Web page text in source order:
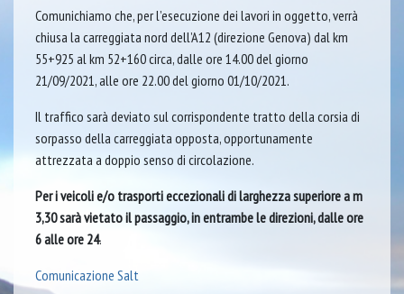
Comunichiamo che, per l’esecuzione dei lavori in oggetto, verrà
chiusa la carreggiata nord dell’A12 (direzione Genova) dal km
55+925 al km 52+160 circa, dalle ore 14.00 del giorno
21/09/2021, alle ore 22.00 del giorno 01/10/2021.
Il traffico sarà deviato sul corrispondente tratto della corsia di
sorpasso della carreggiata opposta, opportunamente
attrezzata a doppio senso di circolazione.
Per i veicoli e/o trasporti eccezionali di larghezza superiore a m
3,30 sarà vietato il passaggio, in entrambe le direzioni, dalle ore
6 alle ore 24.
Comunicazione Salt